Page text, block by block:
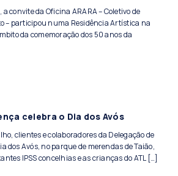
a convite da Oficina ARARA – Coletivo de
– participou numa Residência Artística na
da comemoração dos 50 anos da
celebra o Dia dos Avós
clientes e colaboradores da Delegação de
dos Avós, no parque de merendas de Taião,
IPSS concelhias e as crianças do ATL […]